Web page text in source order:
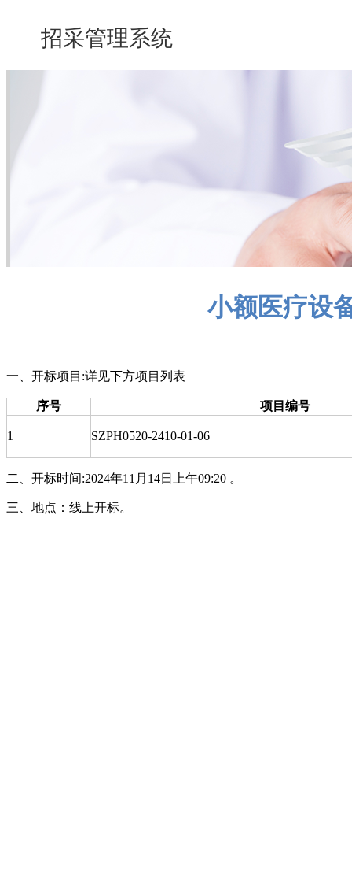
招采管理系统
小额医疗设
一、开标项目:详见下方项目列表
序号 项目编号
1 SZPH0520-2410-01-06
二、开标时间:2024年11月14日上午09:20 。
三、 地点：线上开标。